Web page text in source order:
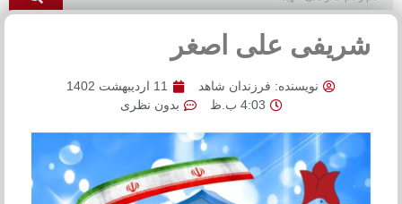
شریفی علی اصغر
نویسنده: فرزندان شاهد
11 اردیبهشت 1402
4:03 ب.ظ
بدون نظری